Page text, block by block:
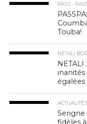
PASS -
Touba!
NETALI
NETALI
inanités
égalées
ACTUALITÉS
fidèles